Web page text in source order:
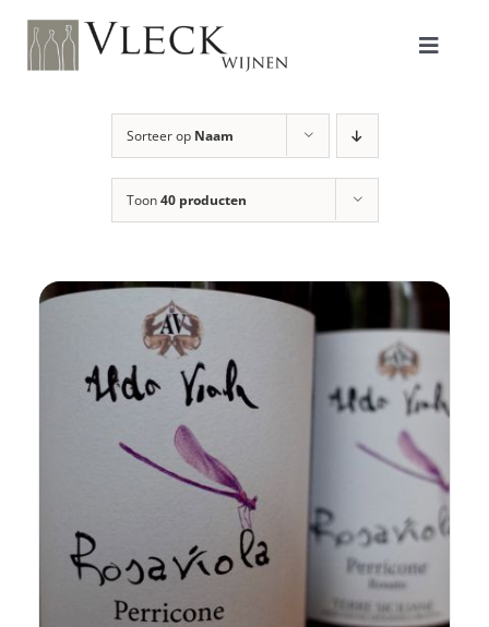
inhoud
Toggle
Over ons/Filosofie
Proeverijen
Winkelmand 0
Sorteer op Naam
Toon40 producten